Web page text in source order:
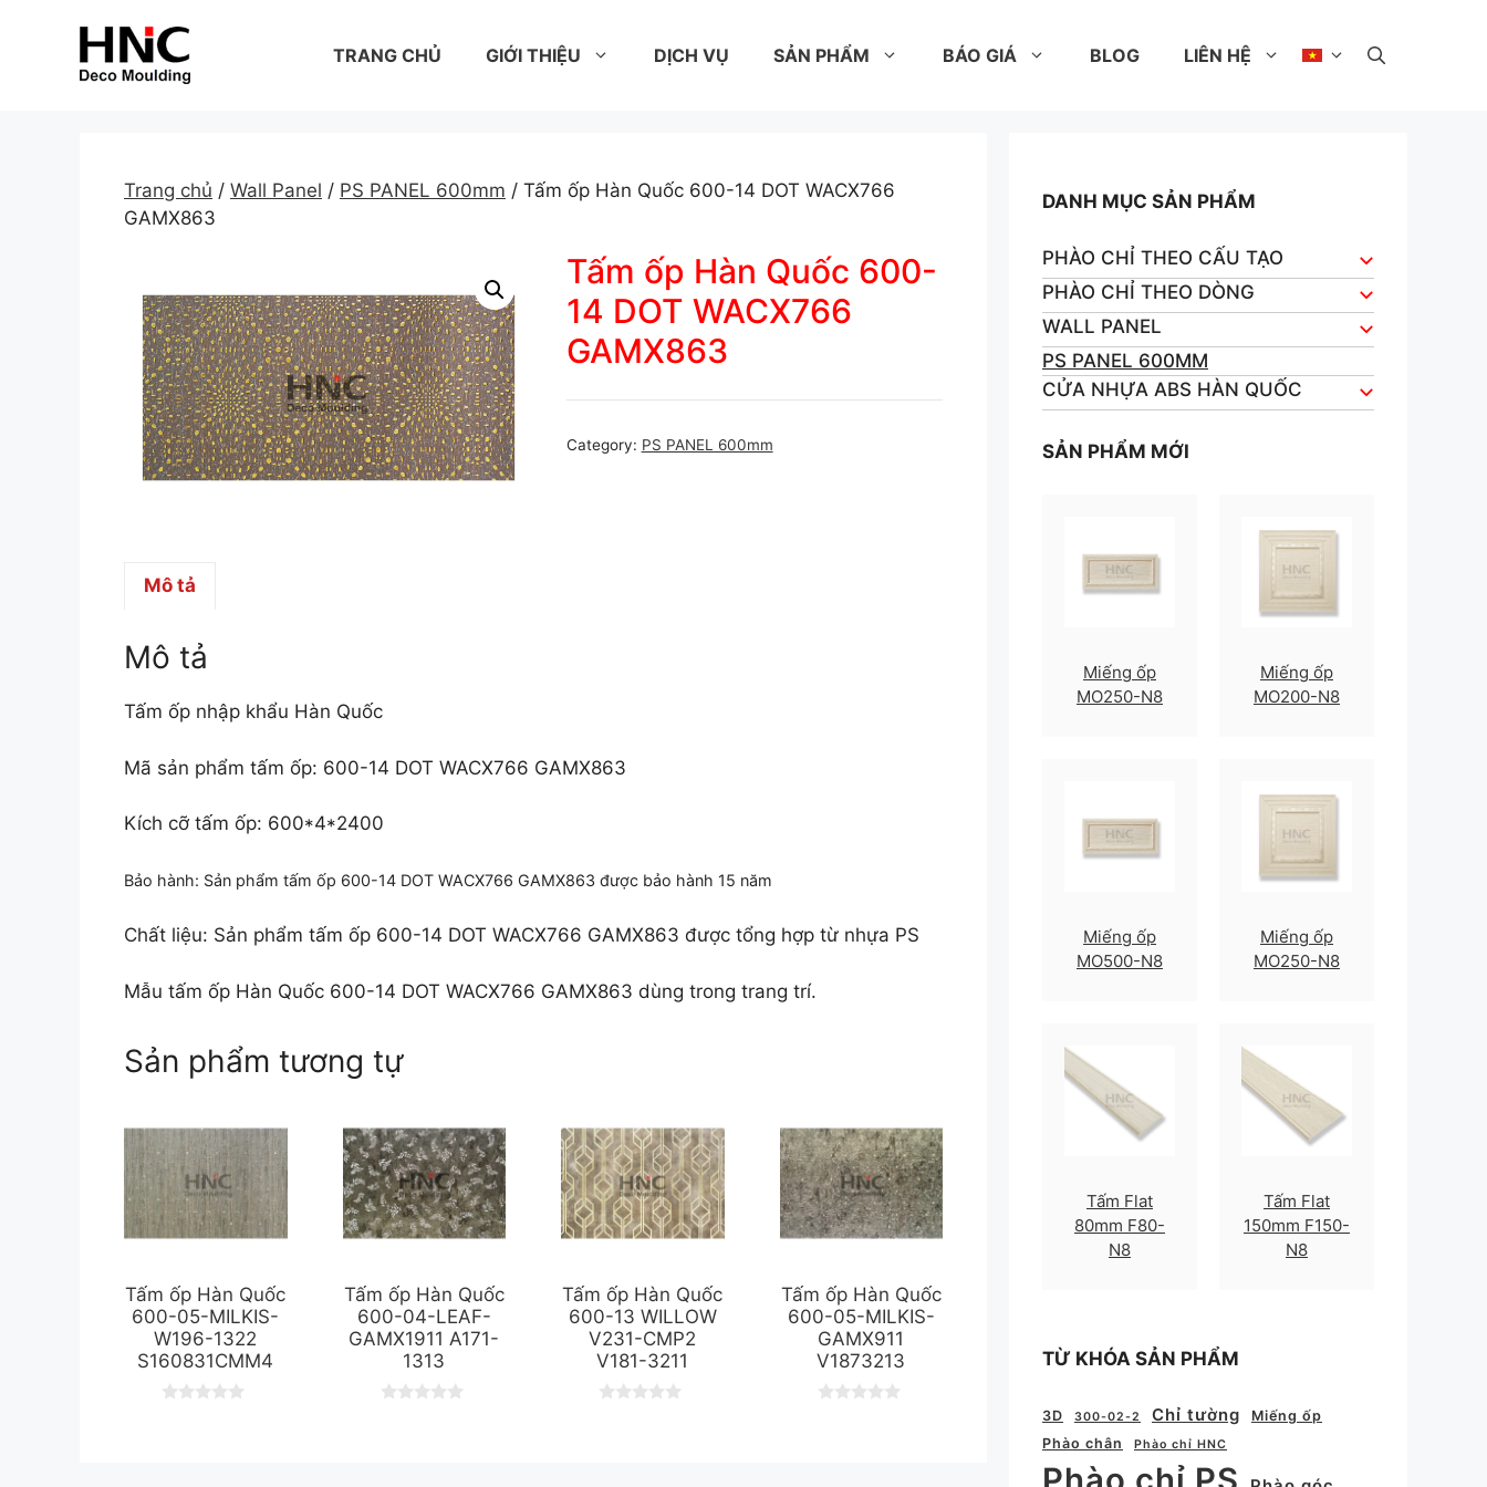
TRANG CHỦ GIỚI THIỆU DỊCH VỤ SẢN PHẨM BÁO GIÁ BLOG LIÊN HỆ
Trang chủ / Wall Panel / PS PANEL 600mm / Tấm ốp Hàn Quốc 600-14 DOT WACX766
GAMX863
Tấm ốp Hàn Quốc 600-
14 DOT WACX766
GAMX863
Category: PS PANEL 600mm
Mô tả
Mô tả
Tấm ốp nhập khẩu Hàn Quốc
Mã sản phẩm tấm ốp: 600-14 DOT WACX766 GAMX863
Kích cỡ tấm ốp: 600*4*2400
Bảo hành: Sản phẩm tấm ốp 600-14 DOT WACX766 GAMX863 được bảo hành 15 năm
Chất liệu: Sản phẩm tấm ốp 600-14 DOT WACX766 GAMX863 được tổng hợp từ nhựa PS
Mẫu tấm ốp Hàn Quốc 600-14 DOT WACX766 GAMX863 dùng trong trang trí.
Sản phẩm tương tự
Tấm ốp Hàn Quốc
600-05-MILKIS-
W196-1322
S160831CMM4
Tấm ốp Hàn Quốc
600-04-LEAF-
GAMX1911 A171-
1313
Tấm ốp Hàn Quốc
600-13 WILLOW
V231-CMP2
V181-3211
Tấm ốp Hàn Quốc
600-05-MILKIS-
GAMX911
V1873213
DANH MỤC SẢN PHẨM
PHÀO CHỈ THEO CẤU TẠO
PHÀO CHỈ THEO DÒNG
WALL PANEL
PS PANEL 600MM
CỬA NHỰA ABS HÀN QUỐC
SẢN PHẨM MỚI
Miếng ốp
MO250-N8
Miếng ốp
MO200-N8
Miếng ốp
MO500-N8
Miếng ốp
MO250-N8
Tấm Flat
80mm F80-
N8
Tấm Flat
150mm F150-
N8
TỪ KHÓA SẢN PHẨM
3D 300-02-2 Chỉ tường
Miếng ốp
Phào chân
Phào chỉ HNC